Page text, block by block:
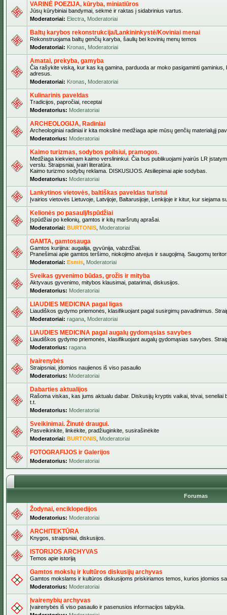
VARINĖ POEZIJA, kūryba, miniatiūros
Jūsų kūrybiniai bandymai, sėkmė ir raktas į sidabrinius vartus.
Moderatoriai: Electra Moderatoriai
Baltų karybos rekonstrukcija/Lankininkystė/Koviniai menai
Rekonstruojama baltų genčių karyba, šaulių bei kovinių menų temos
Moderatoriai: Kronas Moderatoriai
Amatai, prekyba, gamyba
Čia rašykite viską, kur kas ką gamina, parduoda ar moko pasigaminti
adresus.
Moderatoriai: Kronas Moderatoriai
Kulinarinis paveldas
Tradicijos, papročiai, receptai
Moderatorius: Moderatoriai
ARCHEOLOGIJA, Radiniai
Archeologiniai radiniai ir kita mokslinė medžiaga apie mūsų genčių materialųjį
Moderatorius: Moderatoriai
Kaimo turizmas, sodybos poilsiui, pramogos.
Medžiaga kiekvienam kaimo verslininkui. Čia bus publikuojami įvairūs LR
verslu. Straipsniai, įvairi literatūra.
Kaimo turizmo sodybų reklama. DISKUSIJOS. Atsiliepimai apie sodybas.
Moderatorius: Moderatoriai
Lankytinos vietovės, baltiškas paveldas turistui
Įvairios vietovės Lietuvoje, Latvijoje, Baltarusijoje, Lenkijoje ir kitur, kur siejama
Kelionės po pasaulį/Ispūdžiai
Įspūdžiai po kelionių, gamtos ir kitų maršrutų aprašai.
Moderatoriai: BURTONIS Moderatoriai
GAMTA, gamtosauga
Gamtos kurijina: augalija, gyvūnija, vabzdžiai.
Pranešimai apie gamtos teršimo, niokojimo atvejus ir saugojimą. Saugomų
Moderatoriai: Esmis Moderatoriai
Sveikas gyvenimo būdas, grožis ir mityba
Aktyvaus gyvenimo, mitybos klausimai, patarimai, diskusijos.
Moderatorius: Moderatoriai
LIAUDIES MEDICINA pagal ligas
Liaudiškos gydymo priemonės, klasifikuojant pagal susirgimų pavadinimus.
Moderatoriai: ragana Moderatoriai
LIAUDIES MEDICINA pagal augalų gydomąsias savybes
Liaudiškos gydymo priemonės, klasifikuojant augalų gydomąsias savybes.
Moderatorius: ragana
Įvairenybės
Straipsniai, įdomios naujienos iš viso pasaulio
Moderatorius: Moderatoriai
Dabarties aktualijos
Rašoma viskas, kas jums aktualu dabar. Diskusijų kryptis vaikai, tėvai, seneliai
t.t.
Moderatorius: Moderatoriai
Sveikinimai. Žinutė draugui.
Pasveikinkite, linkėkite, pradžiuginkite, susirašinėkite
Moderatoriai: BURTONIS Moderatoriai
FOTOGRAFIJOS ir Galerijos
Moderatorius: Moderatoriai
Forumas
Žodynai, enciklopedijos
Moderatorius: Moderatoriai
ARCHITEKTŪRA
Knygos, straipsniai, diskusijos.
ISTORIJOS ARCHYVAS
Temos apie istoriją
Gamtos mokslų ir kultūros diskusijų archyvas
Gamtos mokslams ir kultūros diskusijoms priskiriamos temos, kurios įdomios
Moderatorius: Moderatoriai
Įvairenybių archyvas
Įvairenybės iš viso pasaulio ir pasenusios informacijos talpykla.